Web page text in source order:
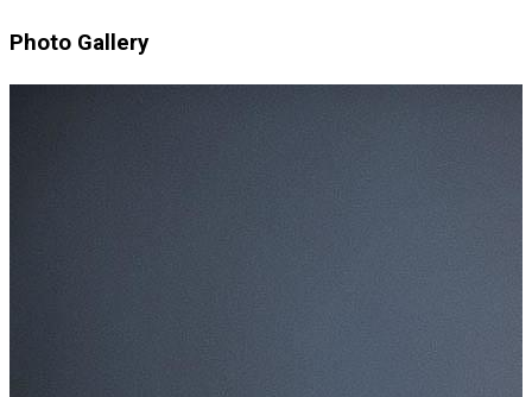
Photo Gallery